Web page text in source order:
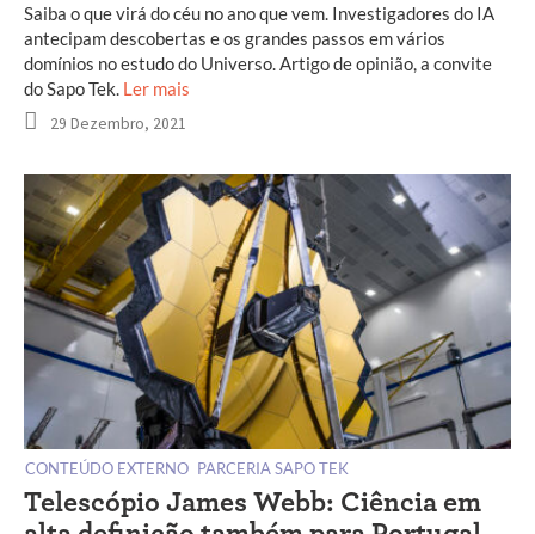
Saiba o que virá do céu no ano que vem. Investigadores do IA
antecipam descobertas e os grandes passos em vários
domínios no estudo do Universo. Artigo de opinião, a convite
do Sapo Tek. Ler mais
29 Dezembro, 2021
CONTEÚDO EXTERNO PARCERIA SAPO TEK
Telescópio James Webb: Ciência em